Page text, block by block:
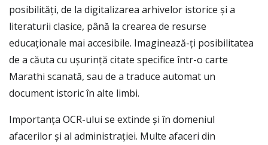
posibilități, de la digitalizarea arhivelor istorice și a
literaturii clasice, până la crearea de resurse
educaționale mai accesibile. Imaginează-ți posibilitatea
de a căuta cu ușurință citate specifice într-o carte
Marathi scanată, sau de a traduce automat un
document istoric în alte limbi.
Importanța OCR-ului se extinde și în domeniul
afacerilor și al administrației. Multe afaceri din